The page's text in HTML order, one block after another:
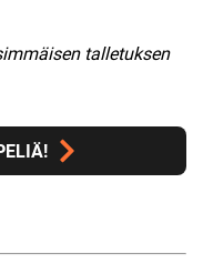
talletuksen